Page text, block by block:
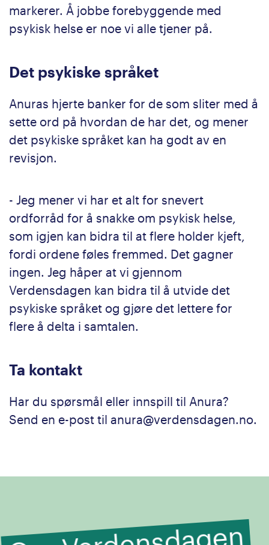
markerer. Å jobbe forebyggende med
psykisk helse er noe vi alle tjener på.
Det psykiske språket
Anuras hjerte banker for de som sliter med å
sette ord på hvordan de har det, og mener
det psykiske språket kan ha godt av en
revisjon.
- Jeg mener vi har et alt for snevert
ordforråd for å snakke om psykisk helse,
som igjen kan bidra til at flere holder kjeft,
fordi ordene føles fremmed. Det gagner
ingen. Jeg håper at vi gjennom
Verdensdagen kan bidra til å utvide det
psykiske språket og gjøre det lettere for
flere å delta i samtalen.
Ta kontakt
Har du spørsmål eller innspill til Anura?
Send en e-post til anura@verdensdagen.no.